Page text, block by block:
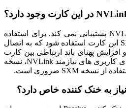
نسخه PCIe این کارت از NVLink پشتیبانی نمی کند. برای استفاده
از NVLink باید از نسخه SXM این کارت استفاده شود که به اتصال
پهنای باند ارتباطی بین کارت
ها امکان می دهد. بنابراین برای کاربری های نیازمند NVLink، نسخه